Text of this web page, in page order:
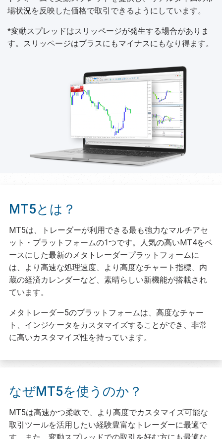
場状況を反映した価格で取引できるようにしています。
*変動スプレッドはスリッページが発生する場合がありま
す。スリッページはプラスにもマイナスにもなり得ます。
MT5とは？
MT5は、トレーダーが利用できる最も強力なマルチアセ
ット・プラットフォームの1つです。人気の高いMT4をベ
ースにした最新のメタトレーダープラットフォームに
は、より高速な処理速度、より高度なチャート指標、内
蔵の経済カレンダーなど、素晴らしい新機能が搭載され
ています。
メタトレーダー5のプラットフォームは、高度なチャー
ト、インジケータをカスタマイズすることができ、非常
に高いカスタマイズ性を持っています。
なぜMT5を使うのか？
MT5は高速かつ柔軟で、より高度でカスタマイズ可能な
取引ツールを活用したい経験豊富なトレーダーに最適で